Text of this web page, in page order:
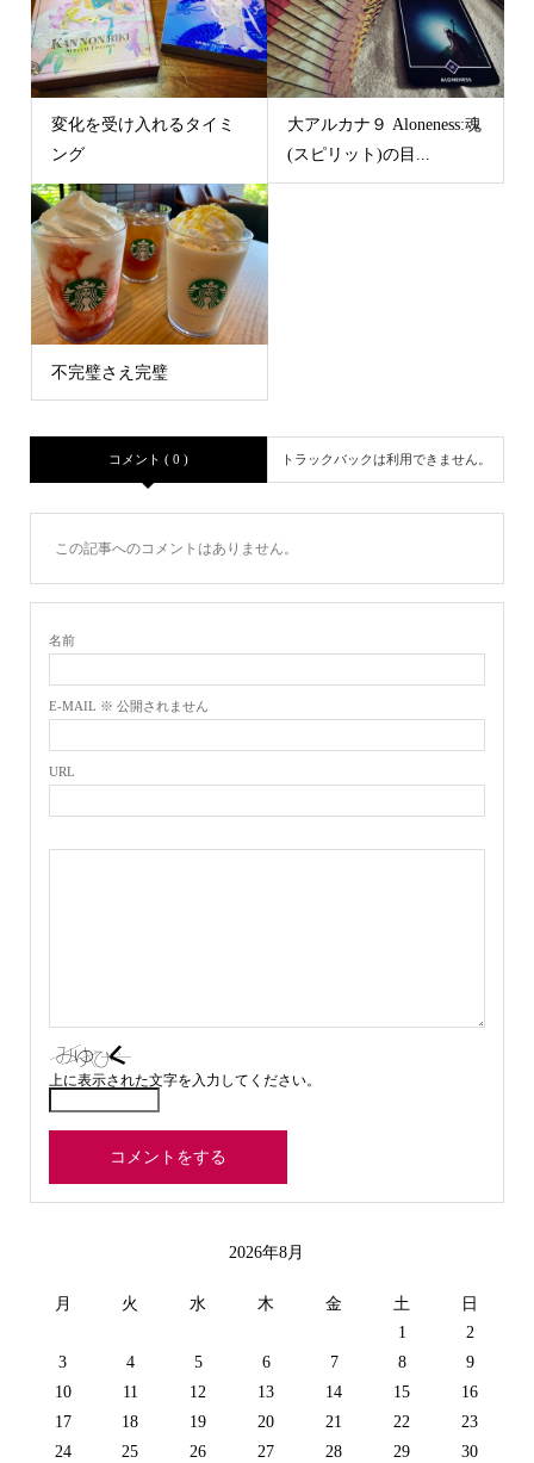
変化を受け入れるタイミ
ング
大アルカナ９ Aloneness:魂
(スピリット)の目...
不完璧さえ完璧
コメント ( 0 ) トラックバックは利用できません。
この記事へのコメントはありません。
名前
E-MAIL ※ 公開されません
URL
上に表示された文字を入力してください。
2026年8月
月 火 水 木 金 土
日
1
2
3
4 5 6 7 8
9
10
11 12 13 14 15
16
17
18 19 20 21 22
23
24
25 26 27 28 29
30